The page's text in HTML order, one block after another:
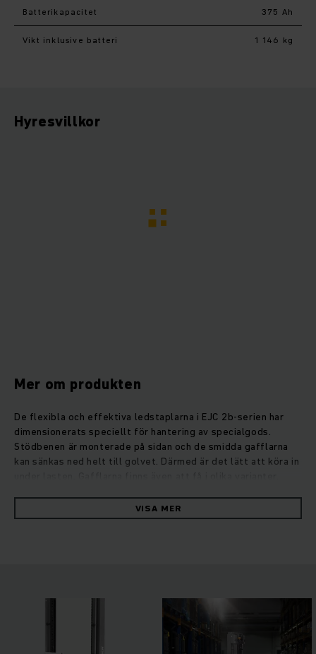
Batterikapacitet 375 Ah
Vikt inklusive batteri 1 146 kg
Hyresvillkor
Mer om produkten
De flexibla och effektiva ledstaplarna i EJC 2b-serien har
dimensionerats speciellt för hantering av specialgods.
Stödbenen är monterade på sidan och de smidda gafflarna
kan sänkas ned helt till golvet. Därmed är det lätt att köra in
restlyftkapaciteten överskrids, eller lyfthöjdsförvalet
positionCONTROL garanterar dessutom säker och effektiv
optimerade hydrauliken ger det mycket mjuk och exakt
VISA MER